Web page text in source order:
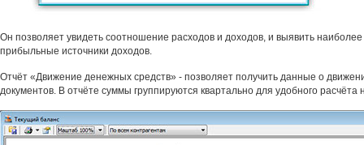
Он позволяет увидеть соотношение расходов и доходов, и выявить
прибыльные источники доходов.
Отчёт «Движение денежных средств» - позволяет получить данные о
документов. В отчёте суммы группируются квартально для удобного расчёта